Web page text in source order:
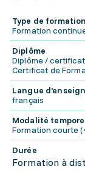
Type de formation
Formation
Diplôme
Diplôme /
Certificat de
Langue
français
Modalité
Formation courte
Durée
Formation à